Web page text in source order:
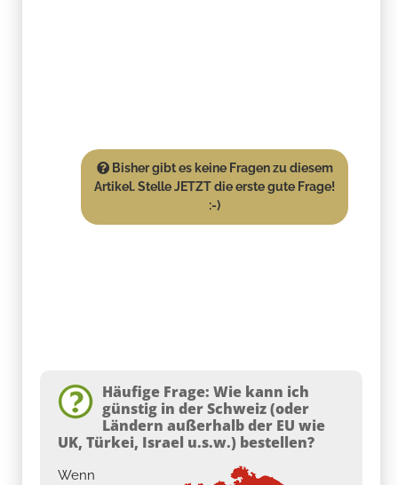
Bisher gibt es keine Fragen zu diesem
Artikel. Stelle JETZT die erste gute Frage!
:-)
Häufige Frage: Wie kann ich
günstig in der Schweiz (oder
Ländern außerhalb der EU wie
UK, Türkei, Israel u.s.w.) bestellen?
Wenn